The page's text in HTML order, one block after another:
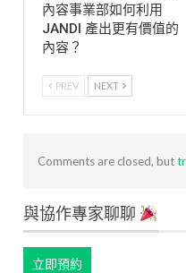
內容事業部如何利用
JANDI 產出更有價值的
內容？
PREV NEXT
Comments are closed, but
與協作專家聊聊
立即預約